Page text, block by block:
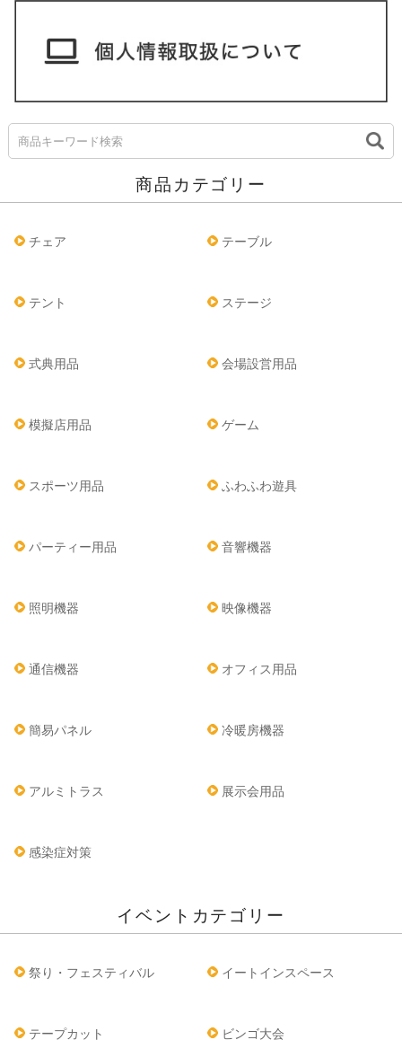
商品カテゴリー
チェア テーブル
テント ステージ
式典用品 会場設営用品
模擬店用品 ゲーム
スポーツ用品 ふわふわ遊具
パーティー用品 音響機器
照明機器 映像機器
通信機器 オフィス用品
簡易パネル 冷暖房機器
アルミトラス 展示会用品
感染症対策
イベントカテゴリー
祭り・フェスティバル イートインスペース
テープカット ビンゴ大会